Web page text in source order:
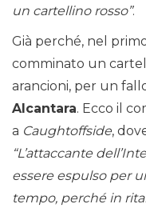
un cartellino rosso”.
Già perché, nel
comminato un
arancioni, per un
Alcantara. Ecco il
a Caughtoffside,
“L’attaccante
essere espulso per
tempo, perché in